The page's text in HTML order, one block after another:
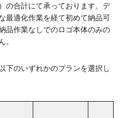
の合計にて承っております。デ
最適化作業を経て初めて納品可
品作業なしでのロゴ本体のみの
。
下のいずれかのプランを選択し